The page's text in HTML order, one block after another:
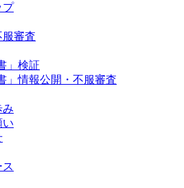
プ
審査
」検証
」情報公開・不服審査
み
い